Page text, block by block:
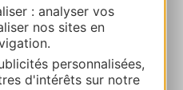
: analyser vos
nos sites en
personnalisées,
d'intérêts sur notre